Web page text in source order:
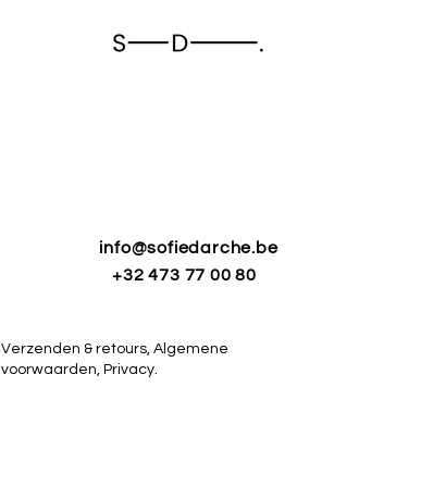
info@sofiedarche.be
+32 473 77 00 80
Verzenden & retours, Algemene
voorwaarden, Privacy.